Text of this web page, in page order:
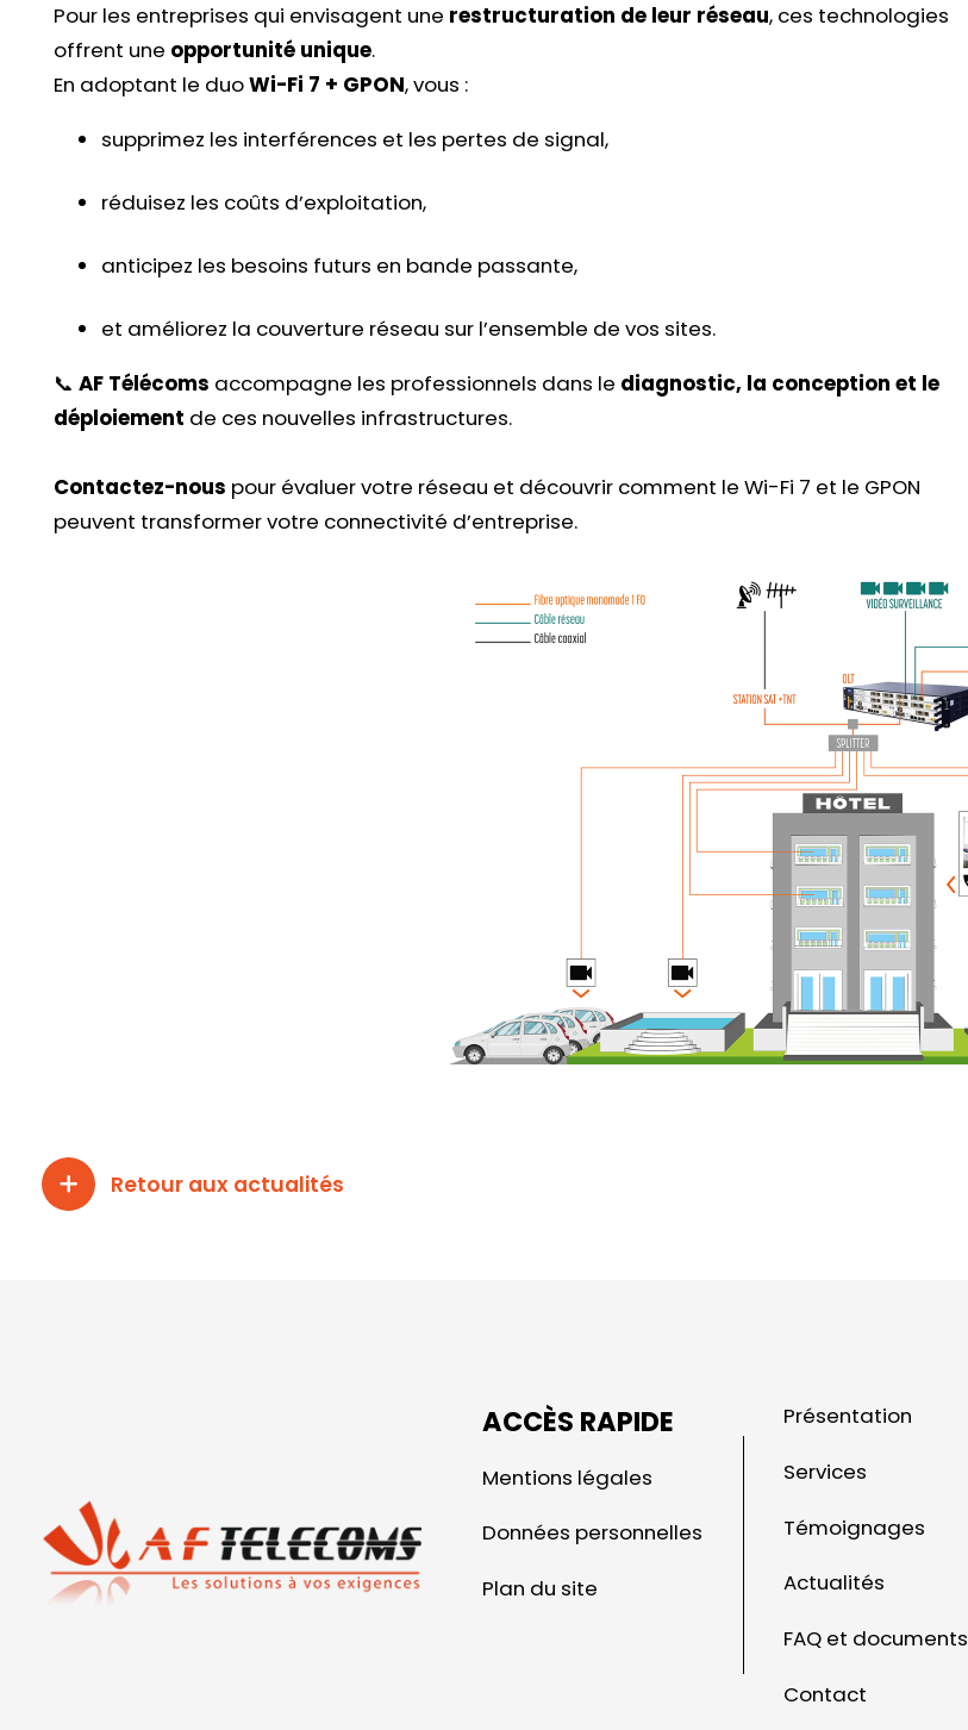
Pour les entreprises qui envisagent une restructuration de leur réseau, ces technologies
offrent une opportunité unique.
En adoptant le duoWi-Fi 7 + GPON, vous :
supprimez les interférences et les pertes de signal,
réduisez les coûts d’exploitation,
anticipez les besoins futurs en bande passante,
et améliorez la couverture réseau sur l’ensemble de vos sites.
📞AF Télécoms accompagne les professionnels dans le diagnostic, la conception et le
déploiement de ces nouvelles infrastructures.
Contactez-nous pour évaluer votre réseau et découvrir comment le Wi-Fi 7 et le GPON
peuvent transformer votre connectivité d’entreprise.
Retour aux actualités
ACCÈS RAPIDE
Mentions légales
Données personnelles
Plan du site
Présentation
Services
Témoignages
Actualités
FAQ et documents
Contact